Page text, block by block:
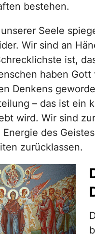
bestehen.
Seele
Wir sind an
ist,
haben Gott
Denkens
– das ist ein
wird. Wir sind
des
zurücklassen.